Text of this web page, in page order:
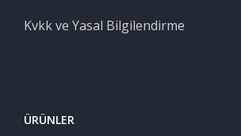
Kvkk ve Yasal Bilgilendirme
ÜRÜNLER